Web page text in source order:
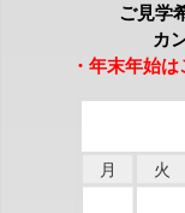
ご見学
カ
・年末年始
月 火